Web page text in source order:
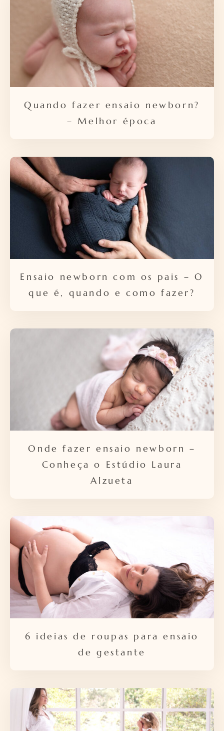
Quando fazer ensaio newborn?
– Melhor época
Ensaio newborn com os pais – O
que é, quando e como fazer?
Onde fazer ensaio newborn –
Conheça o Estúdio Laura
Alzueta
6 ideias de roupas para ensaio
de gestante